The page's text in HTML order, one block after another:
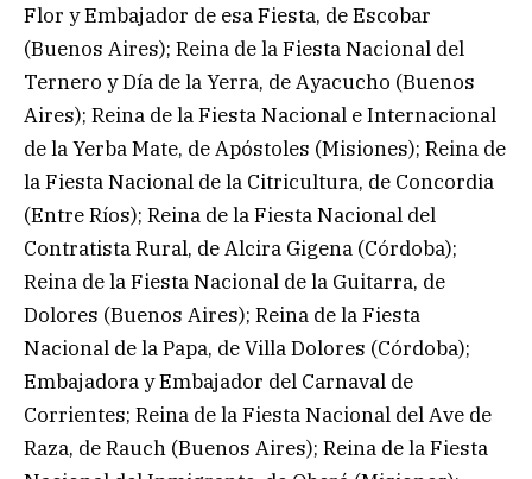
Flor y Embajador de esa Fiesta, de Escobar
(Buenos Aires); Reina de la Fiesta Nacional del
Ternero y Día de la Yerra, de Ayacucho (Buenos
Aires); Reina de la Fiesta Nacional e Internacional
de la Yerba Mate, de Apóstoles (Misiones); Reina de
la Fiesta Nacional de la Citricultura, de Concordia
(Entre Ríos); Reina de la Fiesta Nacional del
Contratista Rural, de Alcira Gigena (Córdoba);
Reina de la Fiesta Nacional de la Guitarra, de
Dolores (Buenos Aires); Reina de la Fiesta
Nacional de la Papa, de Villa Dolores (Córdoba);
Embajadora y Embajador del Carnaval de
Corrientes; Reina de la Fiesta Nacional del Ave de
Raza, de Rauch (Buenos Aires); Reina de la Fiesta